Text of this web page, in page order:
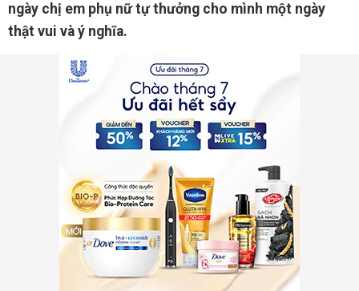
ngày chị em phụ nữ tự thưởng cho mình một ngày
thật vui và ý nghĩa.